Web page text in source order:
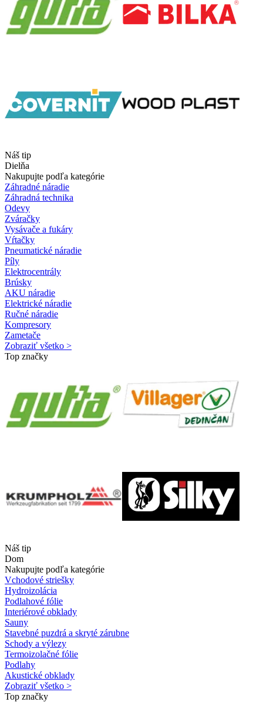
Náš tip
Dielňa
Nakupujte podľa kategórie
Záhradné náradie
Záhradná technika
Odevy
Zváračky
Vysávače a fukáry
Vŕtačky
Pneumatické náradie
Píly
Elektrocentrály
Brúsky
AKU náradie
Elektrické náradie
Ručné náradie
Kompresory
Zametače
Zobraziť všetko >
Top značky
Náš tip
Dom
Nakupujte podľa kategórie
Vchodové striešky
Hydroizolácia
Podlahové fólie
Interiérové obklady
Sauny
Stavebné puzdrá a skryté zárubne
Schody a výlezy
Termoizolačné fólie
Podlahy
Akustické obklady
Zobraziť všetko >
Top značky